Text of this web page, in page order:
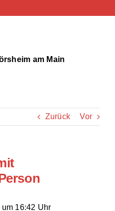
am Main
Zurück Vor
16:42 Uhr